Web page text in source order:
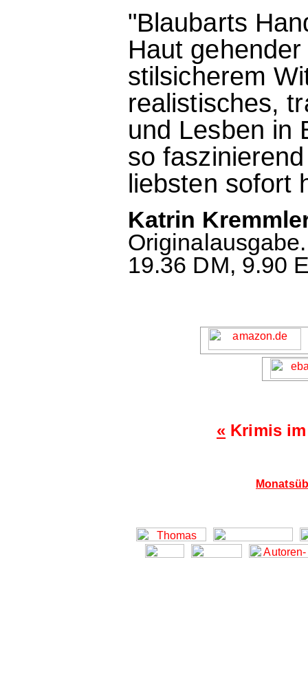
"Blaubarts
Haut
stilsicherem
realistisches,
und Lesben in
so
liebsten sofort
Katrin
19.36 DM, 9.90
« Krimis